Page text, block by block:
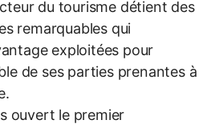
du tourisme détient des
remarquables qui
exploitées pour
de ses parties prenantes à
ouvert le premier